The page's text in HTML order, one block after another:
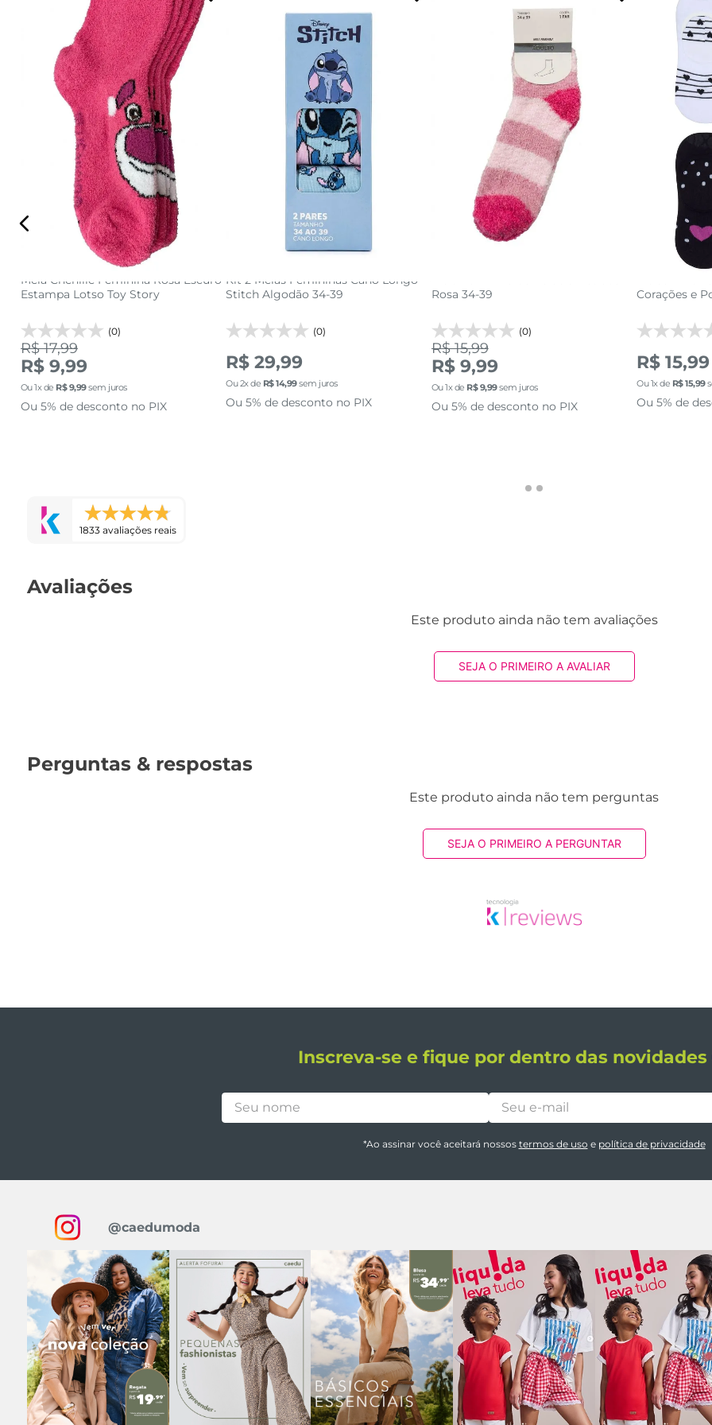
34 AO 39
adicionar a sacola
Meia Chenille Feminina Rosa Escuro
Estampa Lotso Toy Story
(0)
R$ 17,99
R$ 9,99
Ou1x de R$9,99sem juros
Ou 5% de desconto no PIX
adicionar a sacola
Kit 2 Meias Femininas Cano Longo
Stitch Algodão 34-39
(0)
R$ 29,99
Ou2x de R$14,99sem juros
Ou 5% de desconto no PIX
34 AO 39
Rosa 34-39
(0)
R$ 15,99
R$ 9,99
Ou1x de R$9,99sem juros
Ou 5% de desconto no PIX
Corações e
R$ 15,99
Ou1x de R$15,99
Ou 5% de
1833 avaliações reais
Avaliações
Este produto ainda não tem avaliações
SEJA O PRIMEIRO A AVALIAR
Perguntas & respostas
Este produto ainda não tem perguntas
SEJA O PRIMEIRO A PERGUNTAR
Inscreva-se e fique por dentro das novidades
*Ao assinar você aceitará nossos termos de uso e política de privacidade
@caedumoda